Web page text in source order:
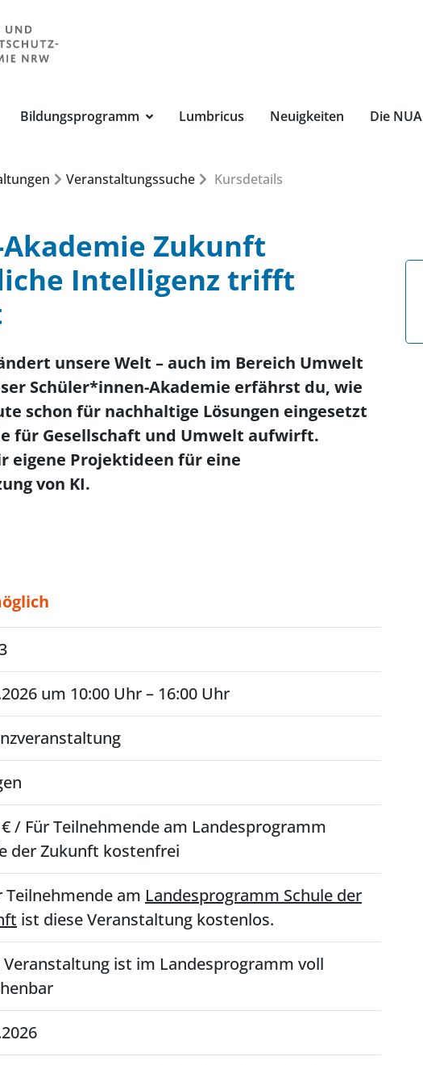
Bildungsprogramm Lumbricus Neuigkeiten Die NUA
Veranstaltungssuche Kursdetails
Zukunft
Intelligenz trifft
unsere Welt – auch im Bereich Umwelt
Schüler*innen-Akademie erfährst du, wie
schon für nachhaltige Lösungen eingesetzt
für Gesellschaft und Umwelt aufwirft.
eigene Projektideen für eine
von KI.
um 10:00 Uhr – 16:00 Uhr
/ Für Teilnehmende am Landesprogramm
der Zukunft kostenfrei
Teilnehmende am Landesprogramm Schule der
ist diese Veranstaltung kostenlos.
Veranstaltung ist im Landesprogramm voll